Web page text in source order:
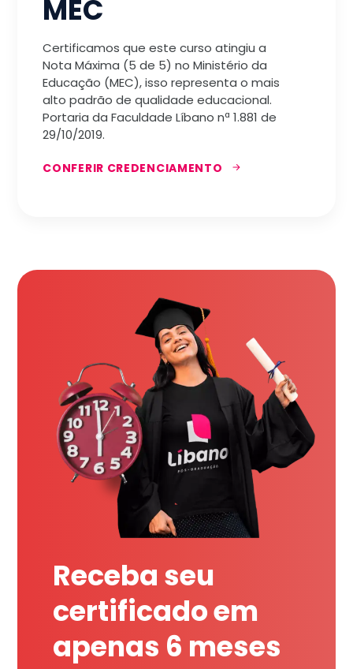
MEC
Certificamos que este curso atingiu a
Nota Máxima (5 de 5) no Ministério da
Educação (MEC), isso representa o mais
alto padrão de qualidade educacional.
Portaria da Faculdade Líbano nª 1.881 de
29/10/2019.
CONFERIR CREDENCIAMENTO
Receba seu
certificado em
apenas 6 meses